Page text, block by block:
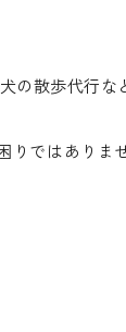
の散歩代行
りではありま